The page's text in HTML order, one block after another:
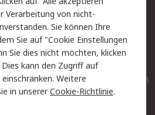
Datenschutz
Zahlungsbedingungen
Entsorgung
Elektrogeräte/Batterien
Verarbeitung von nicht-
Sie können Ihre
Sie auf "Cookie Einstellungen
Sie dies nicht möchten, klicken
kann den Zugriff auf
Weitere
in unsererCookie-Richtlinie.